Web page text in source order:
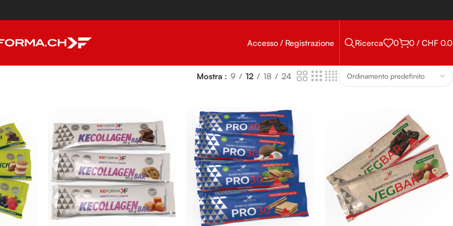
Accesso / Registrazione Ricerca 0 0 / CHF
Mostra 9 12 18 24